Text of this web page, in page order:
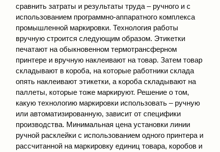
сравнить затраты и результаты труда – ручного и с
использованием программно-аппаратного комплекса
промышленной маркировки. Технология работы
вручную строится следующим образом. Этикетки
печатают на обыкновенном термотрансферном
принтере и вручную наклеивают на товар. Затем товар
складывают в короба, на которые работники склада
опять наклеивают этикетки, а короба складывают на
паллеты, которые тоже маркируют. Решение о том,
какую технологию маркировки использовать – ручную
или автоматизированную, зависит от специфики
производства. Минимальная цена установки линии
ручной расклейки с использованием одного принтера и
рассчитанной на маркировку единиц товара, коробов и